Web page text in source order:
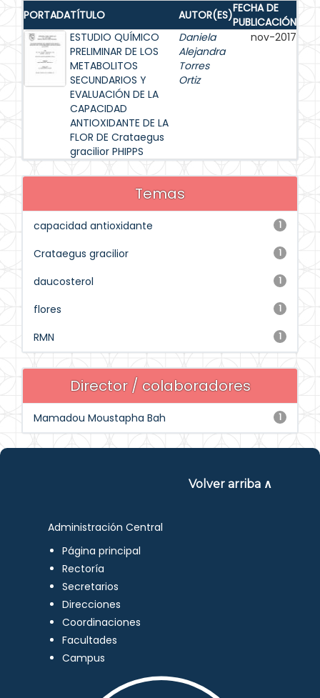
PORTADATÍTULO AUTOR(ES)FECHA DE
PUBLICACIÓN
ESTUDIO QUÍMICO
PRELIMINAR DE LOS
METABOLITOS
SECUNDARIOS Y
EVALUACIÓN DE LA
CAPACIDAD
ANTIOXIDANTE DE LA
FLOR DE Crataegus
gracilior PHIPPS
Daniela
Alejandra
Torres
Ortiz
nov-2017
Temas
1
capacidad antioxidante
1
Crataegus gracilior
1
daucosterol
1
flores
1
RMN
Director / colaboradores
1
Mamadou Moustapha Bah
Volver arriba ∧
Administración Central
Página principal
Rectoría
Secretarios
Direcciones
Coordinaciones
Facultades
Campus